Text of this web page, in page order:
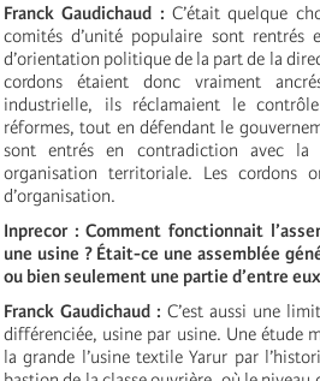
Franck Gaudichaud : C’était quelque
comités d’unité populaire sont rentrés
d’orientation politique de la part de la
cordons étaient donc vraiment
industrielle, ils réclamaient le
réformes, tout en défendant le
sont entrés en contradiction avec
organisation territoriale. Les cordons
d’organisation.
Inprecor : Comment fonctionnait
une usine ? Était-ce une assemblée
ou bien seulement une partie d’entre
Franck Gaudichaud : C’est aussi une
différenciée, usine par usine. Une étude
la grande l’usine textile Yarur par